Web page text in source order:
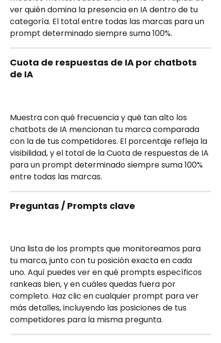
ver quién domina la presencia en IA dentro de tu
categoría. El total entre todas las marcas para un
prompt determinado siempre suma 100%.
Cuota de respuestas de IA por chatbots
de IA
Muestra con qué frecuencia y qué tan alto los
chatbots de IA mencionan tu marca comparada
con la de tus competidores. El porcentaje refleja la
visibilidad, y el total de la Cuota de respuestas de IA
para un prompt determinado siempre suma 100%
entre todas las marcas.
Preguntas / Prompts clave
Una lista de los prompts que monitoreamos para
tu marca, junto con tu posición exacta en cada
uno. Aquí puedes ver en qué prompts específicos
rankeas bien, y en cuáles quedas fuera por
completo. Haz clic en cualquier prompt para ver
más detalles, incluyendo las posiciones de tus
competidores para la misma pregunta.